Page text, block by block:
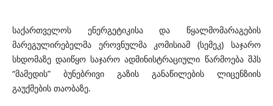
საქართველოს ენერგეტიკისა და წყალმომარაგების
მარეგულირებელმა ეროვნულმა კომისიამ (სემეკ) საჯარო
სხდომაზე დაიწყო საჯარო ადმინისტრაციული წარმოება შპს
“მამედის” ბუნებრივი გაზის განაწილების ლიცენზიის
გაუქმების თაობაზე.